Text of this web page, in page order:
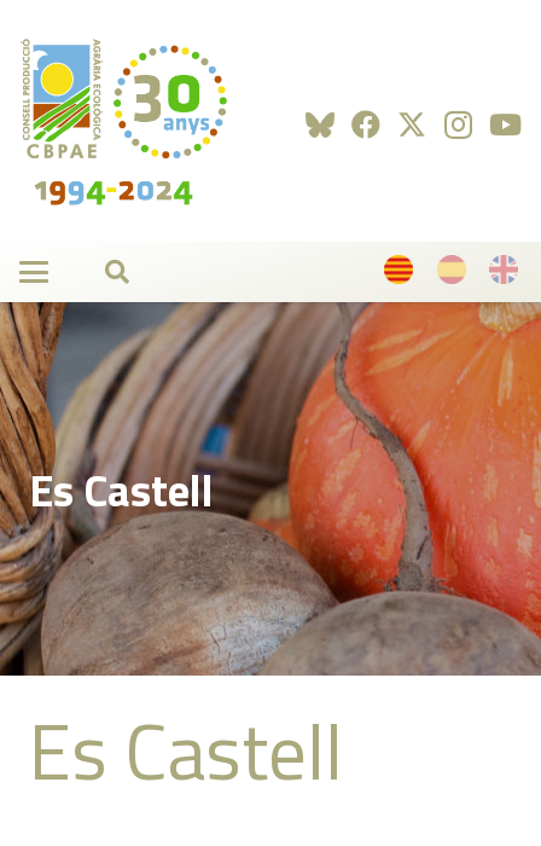
Es Castell
Es Castell